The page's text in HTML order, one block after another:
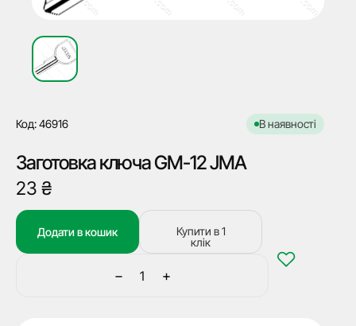
Код: 46916 В наявності
Заготовка ключа GM-12 JMA
23 ₴
−
Заготовка
+
Додати в кошик
Купити в 1
клік